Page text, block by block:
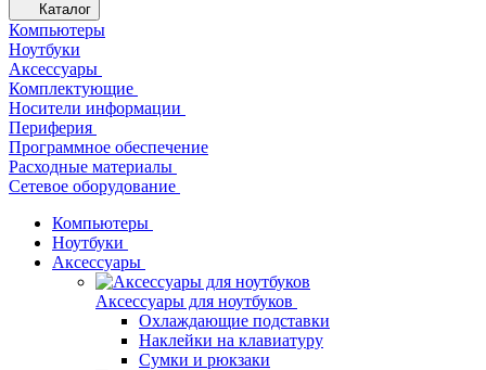
Каталог
Компьютеры
Ноутбуки
Аксессуары
Комплектующие
Носители информации
Периферия
Программное обеспечение
Расходные материалы
Сетевое оборудование
Компьютеры
Ноутбуки
Аксессуары
Аксессуары для ноутбуков
Охлаждающие подставки
Наклейки на клавиатуру
Сумки и рюкзаки